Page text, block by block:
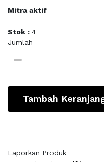
Mitra aktif
Stok : 4
Jumlah
Tambah
Laporkan Produk